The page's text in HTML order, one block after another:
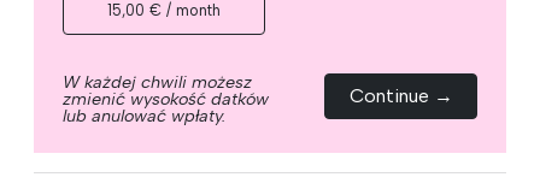
15,00 € / month
W każdej chwili możesz
zmienić wysokość datków
lub anulować wpłaty.
Continue →